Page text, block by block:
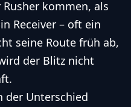
kommen, als
Receiver – oft ein
seine Route früh ab,
der Blitz nicht
der Unterschied